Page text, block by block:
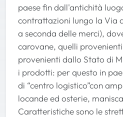
paese fin dall'antichità
contrattazioni lungo la Via
a seconda delle merci),
carovane, quelli
provenienti dallo Stato di
i prodotti: per questo in
di “centro logistico”con
locande ed osterie,
Caratteristiche sono le